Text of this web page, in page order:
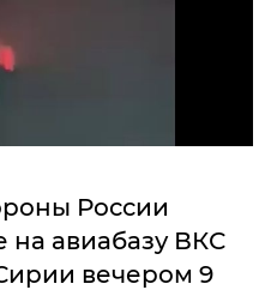
России
на авиабазу ВКС
вечером 9